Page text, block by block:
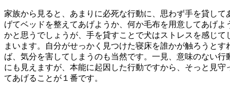
家族から見ると、あまりに必死な行動に、思わず手を貸して
げてベッドを整えてあげようか、何か毛布を用意してあげよ
かと思うでしょうが、手を貸すことで犬はストレスを感じて
まいます。自分がせっかく見つけた寝床を誰かが触ろうとす
ば、気分を害してしまうのも当然です。一見、意味のない行
にも見えますが、本能に起因した行動ですから、そっと見守
てあげることが１番です。